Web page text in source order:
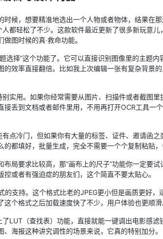
时候，想要精准地选出一个人物或者物体，结果在
都轻松了不少。这款软件最近更新了很多新玩意
图时候的真·救命功能。
选择”这个功能了。它可以直接识别图像里的主题
的效率直接翻倍。比如我上次编辑一张有复杂背景
别实用。如果你经常需要从图片、扫描件或者截图
接丢到文档或者邮件里用，不用再打开OCR工具一
有点冷门，但如果你有大量的标签、证件、邀请函
的都填好，批量生成，完全不需要一个个复制粘贴，
布局要求比较高，那“画布上的尺子”功能你一定要
或者有强迫症的朋友们，这个简直不要太贴心。
的支持。这个格式比老的JPEG更小但是画质更好
个格式之后加载速度快了不少，用户体验也更顺滑
LUT（查找表）功能，直接就能一键调出电影感
海报这种讲究调性的场景来说，它真的特别加分。